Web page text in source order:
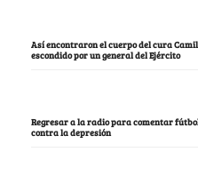
Así encontraron el cuerpo del cura
escondido por un general del Ejército
Regresar a la radio para comentar
contra la depresión